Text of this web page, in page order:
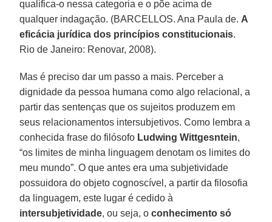
qualifica-o nessa categoria e o põe acima de
qualquer indagação. (BARCELLOS. Ana Paula de. A
eficácia jurídica dos princípios constitucionais.
Rio de Janeiro: Renovar, 2008).
Mas é preciso dar um passo a mais. Perceber a
dignidade da pessoa humana como algo relacional, a
partir das sentenças que os sujeitos produzem em
seus relacionamentos intersubjetivos. Como lembra a
conhecida frase do filósofo Ludwing Wittgesntein,
“os limites de minha linguagem denotam os limites do
meu mundo”. O que antes era uma subjetividade
possuidora do objeto cognoscível, a partir da filosofia
da linguagem, este lugar é cedido à
intersubjetividade, ou seja, oconhecimento só